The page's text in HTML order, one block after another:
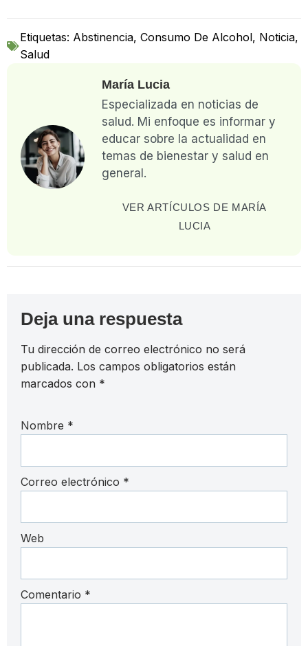
Etiquetas: Abstinencia, Consumo De Alcohol, Noticia,
Salud
María Lucia
Especializada en noticias de
salud. Mi enfoque es informar y
educar sobre la actualidad en
temas de bienestar y salud en
general.
VER ARTÍCULOS DE MARÍA
LUCIA
Deja una respuesta
Tu dirección de correo electrónico no será
publicada. Los campos obligatorios están
marcados con *
Nombre *
Correo electrónico *
Web
Comentario *